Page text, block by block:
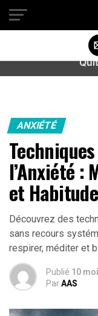
Warning
:
/home/
content/plugins/
ANXIÉTÉ
l’Anxiété :
et
Découvrez des
sans recours
respirer, méditer et
Publié 10
ParAAS